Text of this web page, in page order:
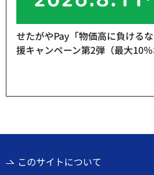
せたがやPay「物価高に負ける
援キャンペーン第2弾（最大10％
このサイトについて